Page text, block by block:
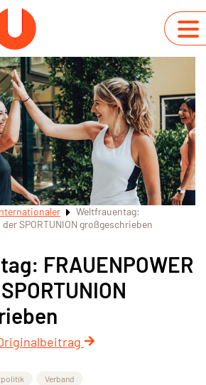
Weltfrauentag:
SPORTUNION großgeschrieben
FRAUENPOWER
Verband